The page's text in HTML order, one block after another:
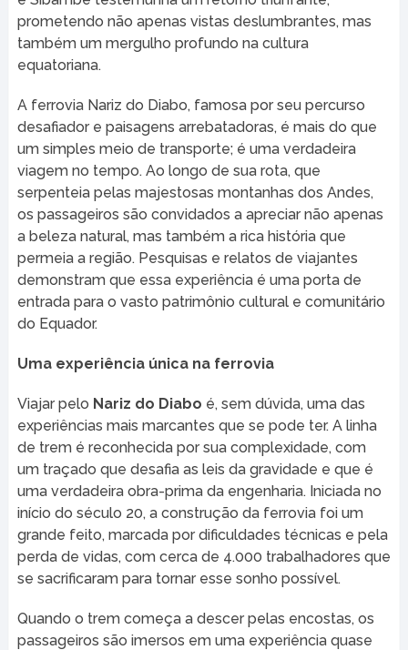
prometendo não apenas vistas deslumbrantes, mas
também um mergulho profundo na cultura
equatoriana.
A ferrovia Nariz do Diabo, famosa por seu percurso
desafiador e paisagens arrebatadoras, é mais do que
um simples meio de transporte; é uma verdadeira
viagem no tempo. Ao longo de sua rota, que
serpenteia pelas majestosas montanhas dos Andes,
os passageiros são convidados a apreciar não apenas
a beleza natural, mas também a rica história que
permeia a região. Pesquisas e relatos de viajantes
demonstram que essa experiência é uma porta de
entrada para o vasto patrimônio cultural e comunitário
do Equador.
Uma experiência única na ferrovia
Viajar pelo Nariz do Diabo é, sem dúvida, uma das
experiências mais marcantes que se pode ter. A linha
de trem é reconhecida por sua complexidade, com
um traçado que desafia as leis da gravidade e que é
uma verdadeira obra-prima da engenharia. Iniciada no
início do século 20, a construção da ferrovia foi um
grande feito, marcada por dificuldades técnicas e pela
perda de vidas, com cerca de 4.000 trabalhadores que
se sacrificaram para tornar esse sonho possível.
Quando o trem começa a descer pelas encostas, os
passageiros são imersos em uma experiência quase